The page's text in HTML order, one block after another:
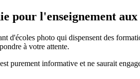
pour l'enseignement
d'écoles photo qui dispensent des
à votre attente.
purement informative et ne saurait